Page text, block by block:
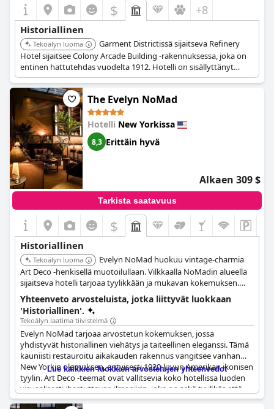
$ +8
Historiallinen
Tekoälyn luoma
Garment Districtissä sijaitseva Refinery
Hotel sijaitsee Colony Arcade Building -rakennuksessa, joka on
entinen hattutehdas vuodelta 1912. Hotelli on sisällyttänyt
monia rakennuksen alkuperäisiä teollisia piirteitä, kuten korkeat
katot ja kuluneet parkettilattiat, yhdistäen ne moderniin
ylellisyyteen. Suunnittelu yhdistää älykkäästi hatuntekotyökalut
ja ompelukoneet sisustukseen.
The Evelyn NoMad
Hotelli New Yorkissa
8,3 Erittäin hyvä
Alkaen 309 $
Tarkista saatavuus
$
Historiallinen
Tekoälyn luoma
Evelyn NoMad huokuu vintage-charmia
Art Deco -henkisellä muotoilullaan. Vilkkaalla NoMadin alueella
sijaitseva hotelli tarjoaa tyylikkään ja mukavan kokemuksen.
Sen arkkitehtuuri ja tunnelma heijastavat menneen aikakauden
eleganssia.
Yhteenveto arvosteluista, jotka liittyvät luokkaan
'Historiallinen'.
Tekoälyn laatima tiivistelmä
Evelyn NoMad tarjoaa arvostetun kokemuksen, jossa
yhdistyvät historiallinen viehätys ja taiteellinen eleganssi. Tämä
kauniisti restauroitu aikakauden rakennus vangitsee vanhan
New Yorkin olemuksen, erityisesti 1920-luvun Amerikan ikonisen
tyylin. Art Deco -teemat ovat vallitsevia koko hotellissa luoden
visuaalisesti ihastuttavan ilmapiirin, joka on sekä tyylikäs että
autenttinen.
Lue kaikkien luokkien arvostelujen yhteenvedot